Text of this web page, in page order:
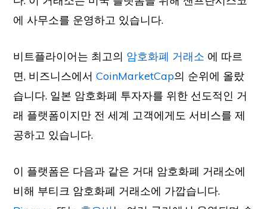
에 사무소를 운영하고 있습니다.
비트플라이어는 최고의 암호화폐 거래소 에 따르
면, 비즈니스에서CoinMarketCap의 순위에 올랐
습니다. 일본 암호화폐 투자자를 위한 선도적인 거
래 플랫폼이지만 전 세계 고객에게도 서비스를 제
공하고 있습니다.
이 플랫폼은 다음과 같은 거대 암호화폐 거래소에
비해 부티크 암호화폐 거래소에 가깝습니다.